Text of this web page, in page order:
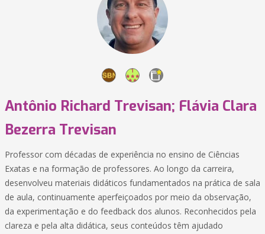
Antônio Richard Trevisan; Flávia Clara
Bezerra Trevisan
Professor com décadas de experiência no ensino de Ciências
Exatas e na formação de professores. Ao longo da carreira,
desenvolveu materiais didáticos fundamentados na prática de sala
de aula, continuamente aperfeiçoados por meio da observação,
da experimentação e do feedback dos alunos. Reconhecidos pela
clareza e pela alta didática, seus conteúdos têm ajudado